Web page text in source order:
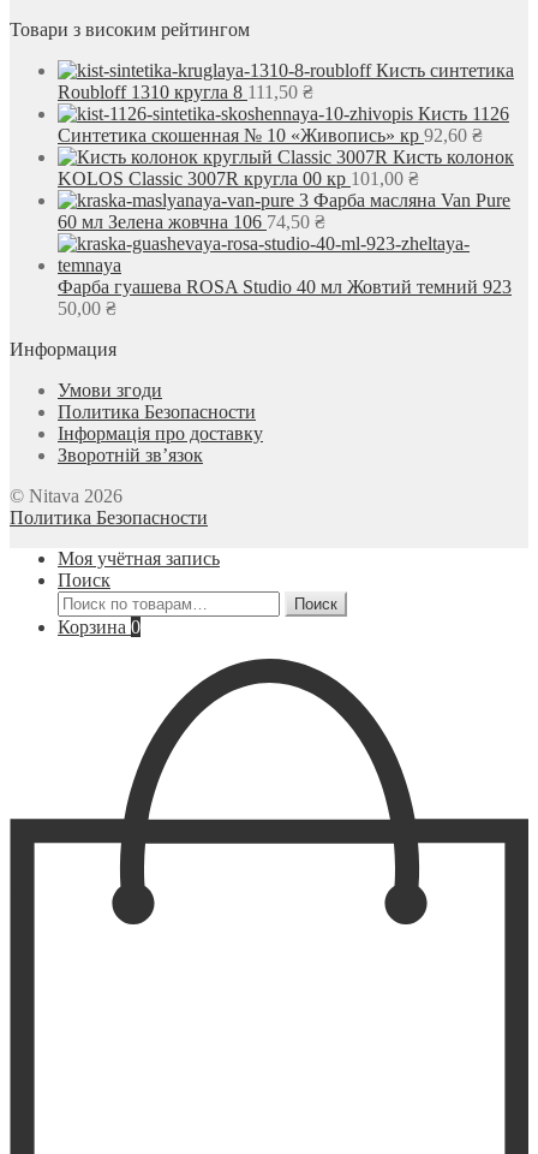
Товари з високим рейтингом
Кисть синтетика
Roubloff 1310 кругла 8 111,50 ₴
Кисть 1126
Синтетика скошенная № 10 «Живопись» кр 92,60 ₴
Кисть колонок
KOLOS Classic 3007R кругла 00 кр 101,00 ₴
Фарба масляна Van Pure
60 мл Зелена жовчна 106 74,50 ₴
Фарба гуашева ROSA Studio 40 мл Жовтий темний 923
50,00 ₴
Информация
Умови згоди
Политика Безопасности
Інформація про доставку
Зворотній зв’язок
© Nitava 2026
Политика Безопасности
Моя учётная запись
Поиск
Искать:
Поиск
Корзина 0